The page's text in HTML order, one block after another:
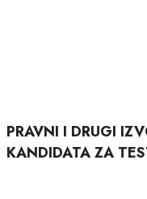
PRAVNI I DRUGI
KANDIDATA ZA